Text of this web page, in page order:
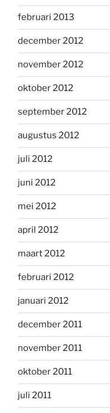
februari 2013
december 2012
november 2012
oktober 2012
september 2012
augustus 2012
juli 2012
juni 2012
mei 2012
april 2012
maart 2012
februari 2012
januari 2012
december 2011
november 2011
oktober 2011
juli 2011